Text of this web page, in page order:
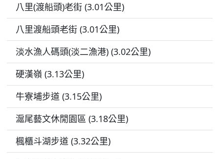
八里(渡船頭)老街 (3.01公里)
八里渡船頭老街 (3.01公里)
淡水漁人碼頭(淡二漁港) (3.02公里)
硬漢嶺 (3.13公里)
牛寮埔步道 (3.15公里)
滬尾藝文休閒園區 (3.18公里)
楓櫃斗湖步道 (3.32公里)